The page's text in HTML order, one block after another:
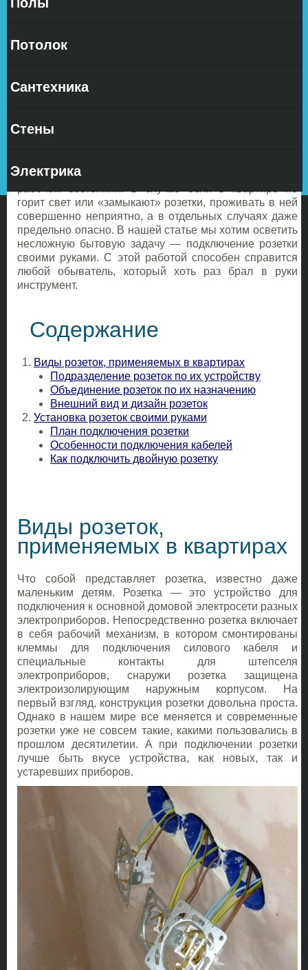
Потолок
Сантехника
Стены
Электрика
термин ухода мы включаем и организацию уютной
поддержание различных бытовых устройств в
горит свет или «замыкают» розетки, проживать в ней
совершенно неприятно, а в отдельных случаях даже
предельно опасно. В нашей статье мы хотим осветить
несложную бытовую задачу — подключение розетки
своими руками. С этой работой способен справится
любой обыватель, который хоть раз брал в руки
инструмент.
Содержание
Виды розеток, применяемых в квартирах
Подразделение розеток по их устройству
Объединение розеток по их назначению
Внешний вид и дизайн розеток
Установка розеток своими руками
План подключения розетки
Особенности подключения кабелей
Как подключить двойную розетку
Виды розеток,
применяемых в квартирах
Что собой представляет розетка, известно даже
маленьким детям. Розетка — это устройство для
подключения к основной домовой электросети разных
электроприборов. Непосредственно розетка включает
в себя рабочий механизм, в котором смонтированы
клеммы для подключения силового кабеля и
специальные контакты для штепселя
электроприборов, снаружи розетка защищена
электроизолирующим наружным корпусом. На
первый взгляд, конструкция розетки довольна проста.
Однако в нашем мире все меняется и современные
розетки уже не совсем такие, какими пользовались в
прошлом десятилетии. А при подключении розетки
лучше быть вкусе устройства, как новых, так и
устаревших приборов.